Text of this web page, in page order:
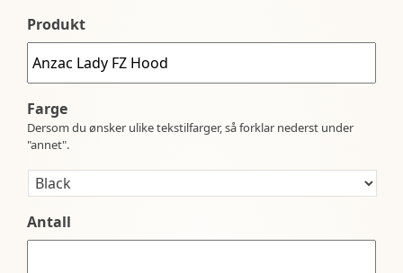
Produkt
Farge
Dersom du ønsker ulike tekstilfarger, så forklar nederst under
"annet".
Antall